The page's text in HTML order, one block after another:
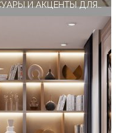
ЛУЧШИЕ АКСЕССУАРЫ И АКЦЕНТЫ ДЛЯ РОСКОШНОГО ДИЗАЙНА ИНТЕРЬЕРА ДОМАШНЕГО ОФИСА